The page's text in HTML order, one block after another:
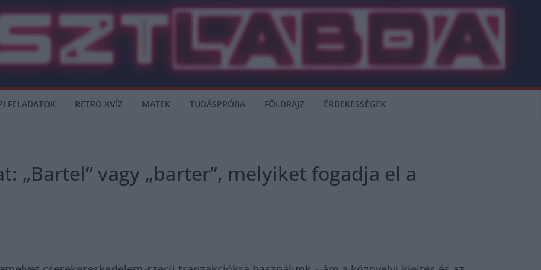
FELADATOK RETRO KVÍZ MATEK TUDÁSPRÓBA FÖLDRAJZ ÉRDEKESSÉGEK
„Bartel” vagy „barter”, melyiket fogadja el a